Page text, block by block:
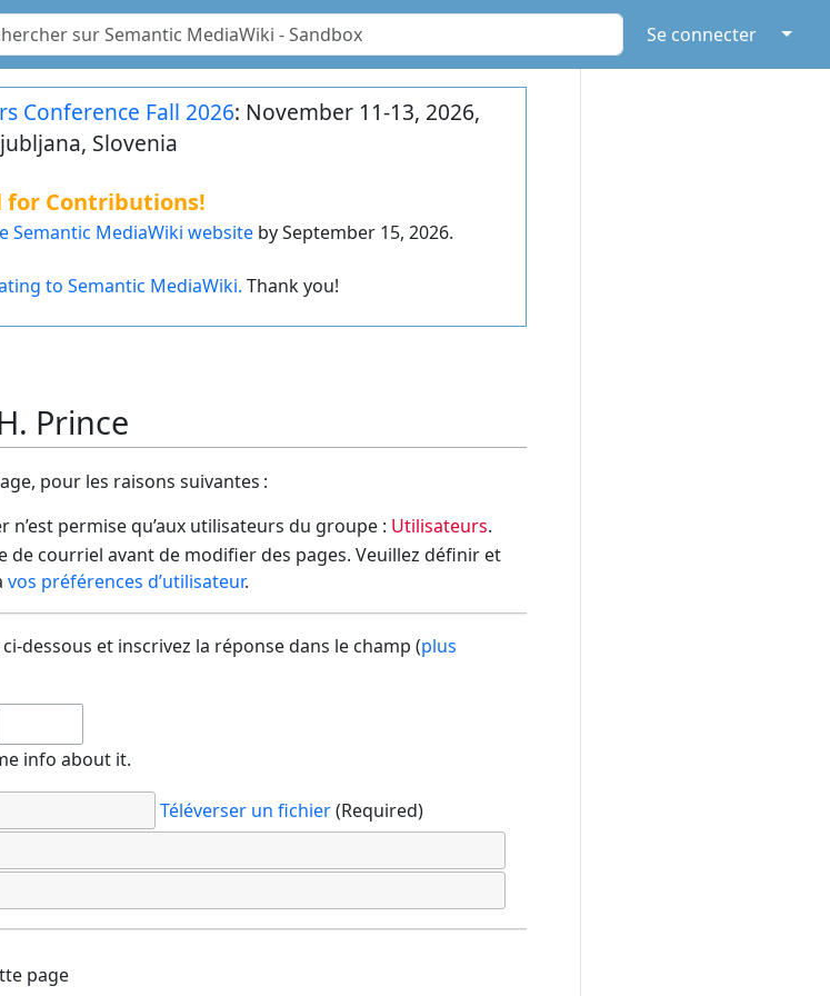
Se connecter ↓
Conference Fall 2026: November 11-13, 2026,
Slovenia
for Contributions!
MediaWiki websiteby September 15, 2026.
to Semantic MediaWiki. Thank you!
Prince
pour les raisons suivantes :
n’est permise qu’aux utilisateurs du groupe : Utilisateurs.
de courriel avant de modifier des pages. Veuillez définir et
vos préférences d’utilisateur.
dessous et inscrivez la réponse dans le champ (plus
info about it.
Téléverser un fichier(Required)
page